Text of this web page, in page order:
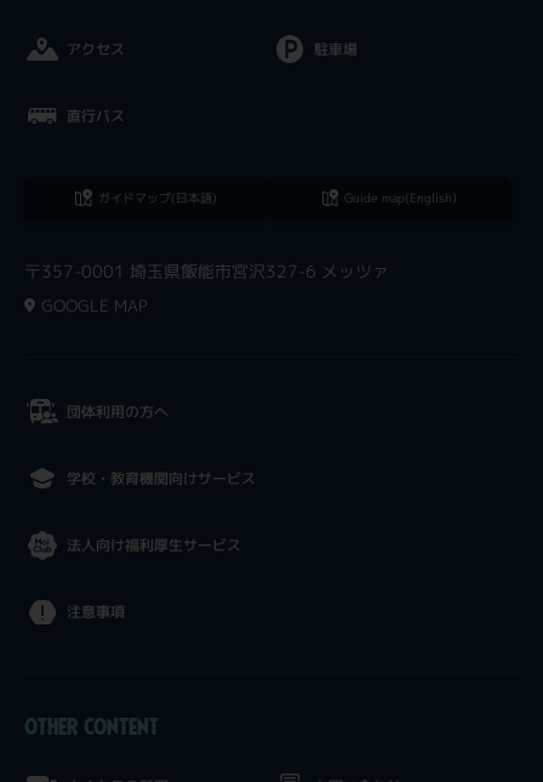
アクセス
直行バス
駐車場
ガイドマップ(日本語) Guide map(English)
〒357-0001 埼玉県飯能市宮沢327-6 メッツァ
GOOGLE MAP
団体利用の方へ
学校・教育機関向けサービス
法人向け福利厚生サービス
注意事項
OTHER CONTENT